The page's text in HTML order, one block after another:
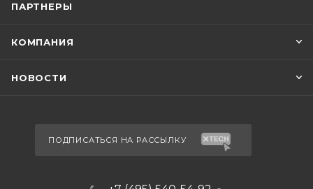
ПАРТНЕРЫ
КОМПАНИЯ
НОВОСТИ
ПОДПИСАТЬСЯ НА РАССЫЛКУ